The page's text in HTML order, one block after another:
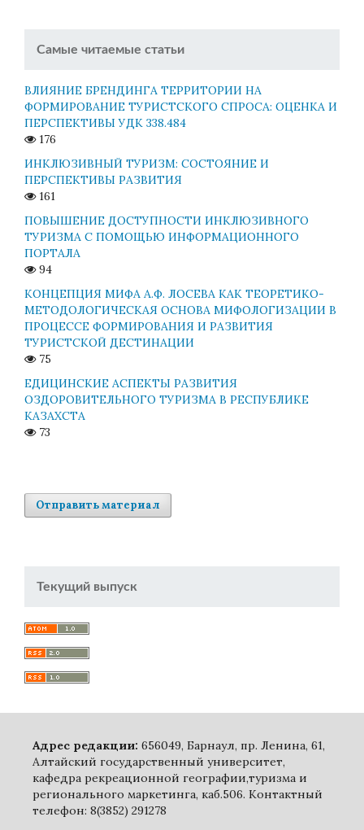
Самые читаемые статьи
ВЛИЯНИЕ БРЕНДИНГА ТЕРРИТОРИИ НА
ФОРМИРОВАНИЕ ТУРИСТСКОГО СПРОСА: ОЦЕНКА И
ПЕРСПЕКТИВЫ УДК 338.484
176
ИНКЛЮЗИВНЫЙ ТУРИЗМ: СОСТОЯНИЕ И
ПЕРСПЕКТИВЫ РАЗВИТИЯ
161
ПОВЫШЕНИЕ ДОСТУПНОСТИ ИНКЛЮЗИВНОГО
ТУРИЗМА С ПОМОЩЬЮ ИНФОРМАЦИОННОГО
ПОРТАЛА
94
КОНЦЕПЦИЯ МИФА А.Ф. ЛОСЕВА КАК ТЕОРЕТИКО-
МЕТОДОЛОГИЧЕСКАЯ ОСНОВА МИФОЛОГИЗАЦИИ В
ПРОЦЕССЕ ФОРМИРОВАНИЯ И РАЗВИТИЯ
ТУРИСТСКОЙ ДЕСТИНАЦИИ
75
ЕДИЦИНСКИЕ АСПЕКТЫ РАЗВИТИЯ
ОЗДОРОВИТЕЛЬНОГО ТУРИЗМА В РЕСПУБЛИКЕ
КАЗАХСТА
73
Отправить материал
Текущий выпуск
Адрес редакции: 656049, Барнаул, пр. Ленина, 61,
Алтайский государственный университет,
кафедра рекреационной географии,туризма и
регионального маркетинга, каб.506. Контактный
телефон: 8(3852) 291278